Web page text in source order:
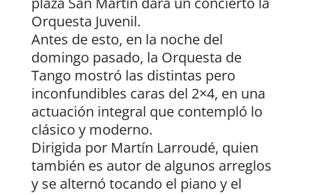
Orquesta Juvenil.
Antes de esto, en la noche del
domingo pasado, la Orquesta de
Tango mostró las distintas pero
inconfundibles caras del 2×4, en una
actuación integral que contempló lo
clásico y moderno.
Dirigida por Martín Larroudé, quien
también es autor de algunos arreglos
y se alternó tocando el piano y el